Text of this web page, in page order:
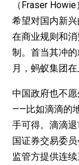
（Fraser
希望对国内新
在商业规则和
制。首当其冲
月，蚂蚁集团
中国政府也不
——比如滴滴的
手可得。滴滴
国证券交易委
监管方提供连